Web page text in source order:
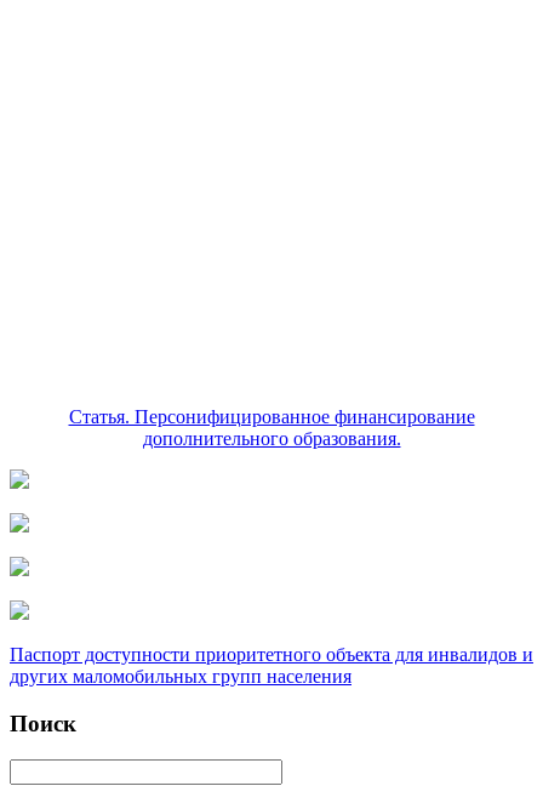
Статья. Персонифицированное финансирование
дополнительного образования.
Паспорт доступности приоритетного объекта для инвалидов и
других маломобильных групп населения
Поиск